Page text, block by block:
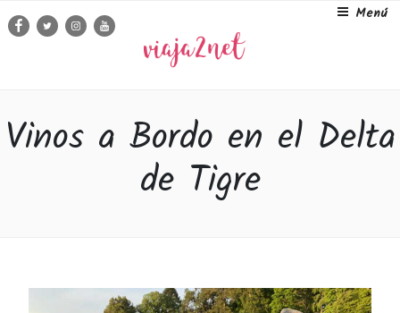
al
Menú
Facebook
TwitterInstagram
Youtube
Vinos a Bordo en el Delta
de Tigre